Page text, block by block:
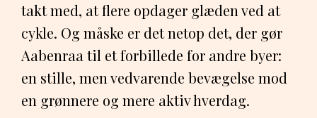
takt med, at flere opdager glæden ved at
cykle. Og måske er det netop det, der gør
Aabenraa til et forbillede for andre byer:
en stille, men vedvarende bevægelse mod
en grønnere og mere aktiv hverdag.